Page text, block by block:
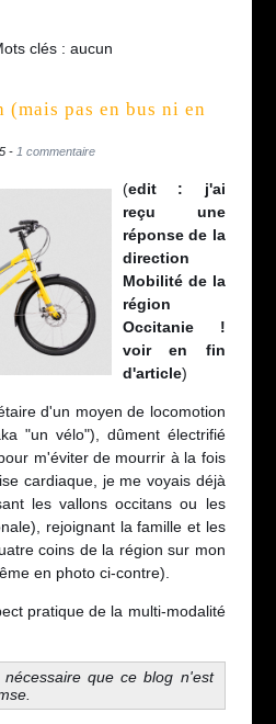
clés : aucun
(mais pas en bus ni en
- 1 commentaire
(edit : j'ai
reçu une
réponse de la
direction
Mobilité de la
région
Occitanie !
voir en fin
d'article)
d'un moyen de locomotion
"un vélo"), dûment électrifié
m'éviter de mourrir à la fois
cardiaque, je me voyais déjà
les vallons occitans ou les
rejoignant la famille et les
coins de la région sur mon
en photo ci-contre).
pratique de la multi-modalité
que ce blog n'est